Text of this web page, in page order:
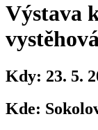
Výstava
Kdy: 23. 5.
Kde: